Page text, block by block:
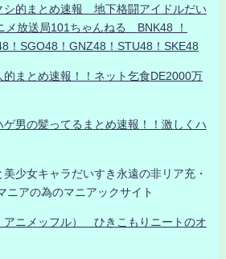
的まとめ速報 地下格闘アイドルだい
放送局101ちゃんねる BNK48 ！
！SGO48！GNZ48！STU48！SKE48
的まとめ速報！！ネット乞食DE2000万
ゲ男の髪ってるまとめ速報！！激しくハ
少女キャラだいすき永遠の非リア充・
ニアの為のマニアックサイト
アニメッフル） ひきこもりニートのオ